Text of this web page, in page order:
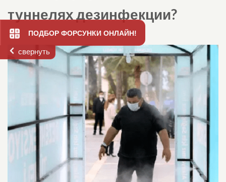
ПОДБОР ФОРСУНКИ ОНЛАЙН!
свернуть
туннелях дезинфекции?